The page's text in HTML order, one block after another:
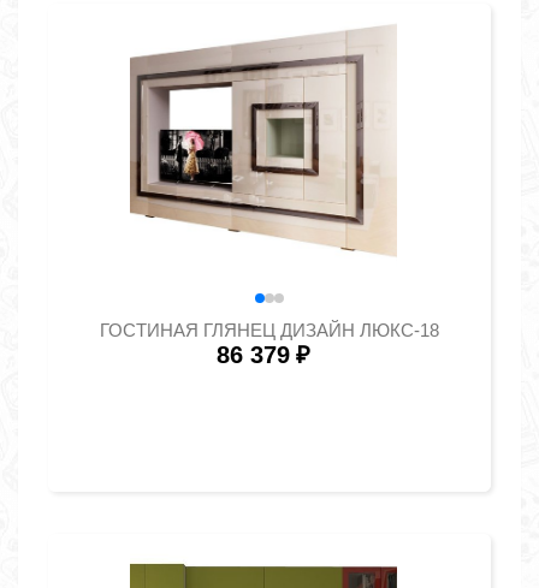
ГОСТИНАЯ ГЛЯНЕЦ ДИЗАЙН ЛЮКС-18
86 379 ₽